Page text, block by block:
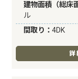
建物面積（総床
ル
間取り：4DK
詳